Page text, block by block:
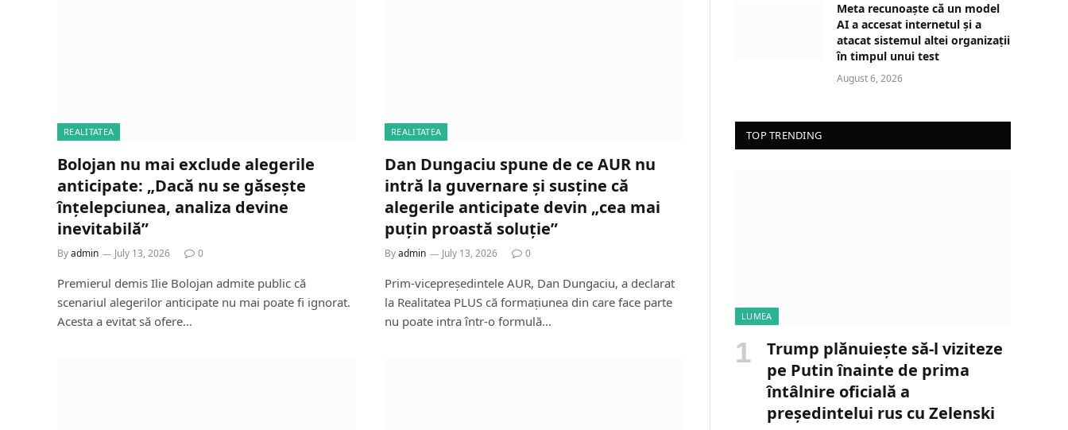
REALITATEA
Bolojan nu mai exclude alegerile
anticipate: „Dacă nu se găsește
înțelepciunea, analiza devine
inevitabilă”
Byadmin July 13, 2026 0
Premierul demis Ilie Bolojan admite public că
scenariul alegerilor anticipate nu mai poate fi ignorat.
Acesta a evitat să ofere…
REALITATEA
Dan Dungaciu spune de ce AUR nu
intră la guvernare și susține că
alegerile anticipate devin „cea mai
puțin proastă soluție”
Byadmin July 13, 2026 0
Prim-vicepreședintele AUR, Dan Dungaciu, a declarat
la Realitatea PLUS că formațiunea din care face parte
nu poate intra într-o formulă…
Meta recunoaște că un model
AI a accesat internetul și a
atacat sistemul altei organizații
în timpul unui test
August 6, 2026
TOP TRENDING
LUMEA
Trump plănuiește să-l viziteze
pe Putin înainte de prima
întâlnire oficială a
președintelui rus cu Zelenski